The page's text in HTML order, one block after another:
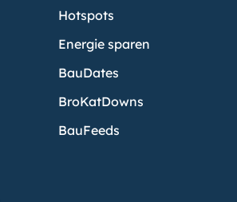
Hotspots
Energie sparen
BauDates
BroKatDowns
BauFeeds